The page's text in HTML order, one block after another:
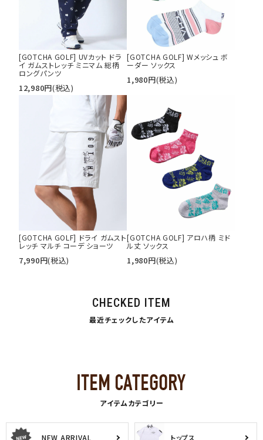
[GOTCHA GOLF] UVカット ドラ
イ ガムストレッチ ミニマム 総柄
ロングパンツ
12,980円(税込)
[GOTCHA GOLF] Wメッシュ ボ
ーダー ソックス
1,980円(税込)
[GOTCHA GOLF] ドライ ガムスト
レッチ マルチ コーデ ショーツ
7,990円(税込)
[GOTCHA GOLF] アロハ柄 ミド
ル丈 ソックス
1,980円(税込)
CHECKED ITEM
最近チェックしたアイテム
アイテムカテゴリー
NEW ARRIVAL トップス